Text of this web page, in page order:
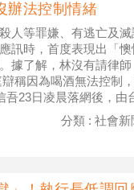
辦法控制情緒
人等罪嫌、有逃亡及
訊時，首度表現出「
據了解，林沒有請律
稱因為喝酒無法控制
23日凌晨落網後，由
分類 : 社會新